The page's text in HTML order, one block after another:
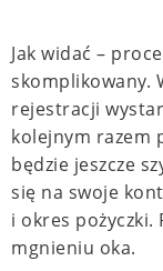
Jak widać –
skomplikowany.
rejestracji
kolejnym razem
będzie jeszcze
się na swoje
i okres pożyczki.
mgnieniu oka.